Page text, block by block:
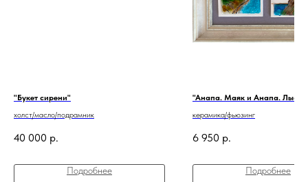
"Букет сирени"
холст/масло/подрамник
40 000 р.
Подробнее
"Анапа. Маяк и Анапа. Лысая
керамика/фьюзинг
6 950 р.
Подробнее